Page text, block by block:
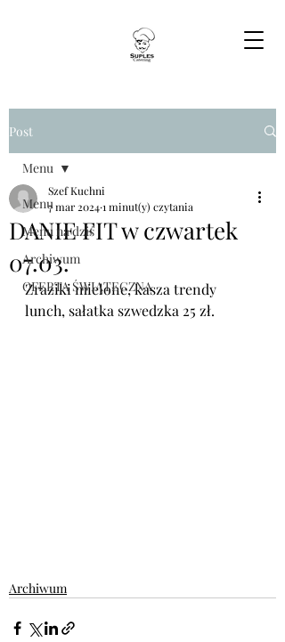
Post
Menu
Menu na dziś
Archiwum
OFERTA ŚWIĄTECZNA
Menu
DANIE FIT w czwartek
07.03.
Szef Kuchni
7 mar 20241 minut(y) czytania
Zraziki mielone, kasza trendy
lunch, sałatka szwedzka 25 zł.
Archiwum